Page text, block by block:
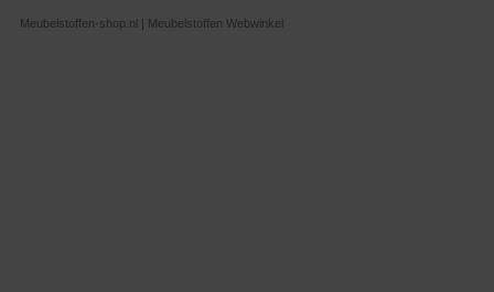
Meubelstoffen-shop.nl | Meubelstoffen Webwinkel